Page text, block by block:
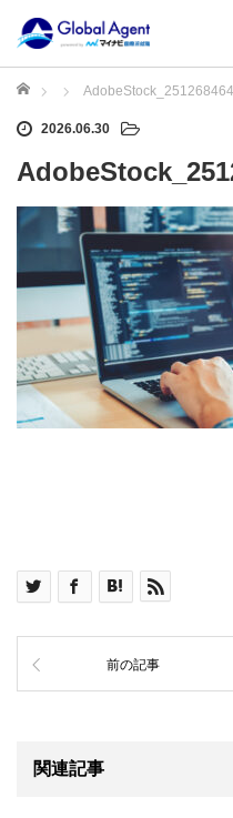
ホーム AdobeStock_251268464
2026.06.30
前の記事
関連記事